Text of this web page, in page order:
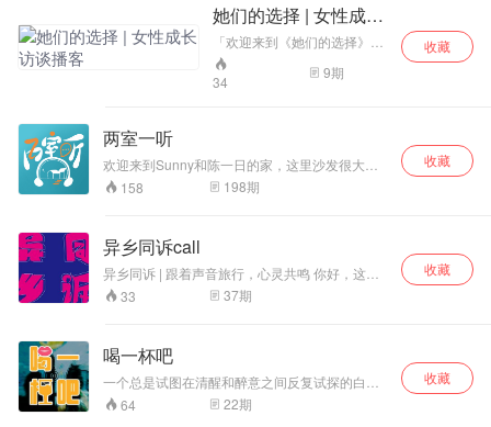
23:28 如果遭遇到霸凌，我们应该怎么办？
33:22 邯郸3名初中生，是不是天生恶人？
迷途的少年迷途知返，而不是成为恶魔的护身符；我们的声音
或许微弱，但我们将不遗余力地成为他们的喉舌。
——
【提及影视作品】：《黑暗荣耀》、《少年法庭》
【BGM】：Let's Just Fly-Safira.K
p.s 本期的啾娃是复阳的娃，嘶哑的娃，声音听感较差，请大家
她们的选择 | 女性成长
访谈播客
​​「欢迎来到《她们的选择》
——一档关于25-35岁女性如
何「自定义」人生的播客。​​ 在
这里，我们聊生活、聊选择、
34 9期
收藏
两室一听
欢迎来到Sunny和陈一日的家，这里沙发很大很
软，想邀请你坐下喝杯酒，吃杯冰淇淋。 住在两
室一厅的我们，在某一天突然诞生了「两室一
小小出口，也希望是陪伴你们观察世界的一条小
小阶梯。 关上门，走进两室一厅，听我们述说生
活。 生活永远浪漫，浪漫永远不会过期。 [ 开 放
时 间 ] 每周日晚 | 固定开放 FLASH快闪 | 不定期
158 198期
收藏
异乡同诉call
异乡同诉 | 跟着声音旅行，心灵共鸣 你好，这里
是异乡同诉.call。请问有什么可以帮到你？ 异乡
同诉.call是一档专注服务年轻人的泛文化播客，
不再孤单；异乡故事，与你同行�。从陌生到熟
悉，听我们分享彼此的故事。每一篇都是心声的
交流，每一次都是灵魂的共振。 或许，异乡不再
陌生，而是一个与你共鸣的地方。
33 37期
收藏
喝一杯吧
一个总是试图在清醒和醉意之间反复试探的白羊
座 一个永远尝试维系表面和平、不允许话头落地
的天津人 风格迥异 却殊途同归 是异乡游荡的自
64 22期
收藏